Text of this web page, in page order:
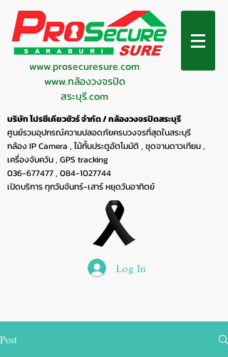
www.prosecuresure.com
www.กล้องวงจรปิด
สระบุรี.com
บริษัท โปรซีเคียวชัวร์ จำกัด / กล้องวงจรปิดสระบุรี
ศูนย์รวมอุปกรณ์ความปลอดภัยครบวงจรที่สุดในสระบุรี
กล้อง IP Camera , ไม้กั้นประตูอัตโมมัติ , ชุดจานดาวเทียม ,
เครื่องจับควัน , GPS tracking
036-677477, 084-1027744
เปิดบริการ ทุกวันจันทร์-เสาร์ หยุดวันอาทิตย์
Log In
Post